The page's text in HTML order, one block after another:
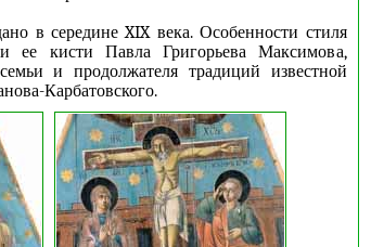
в середине XIX века. Особенности стиля
ее кисти Павла Григорьева Максимова,
и продолжателя традиций известной
Карбатовского.